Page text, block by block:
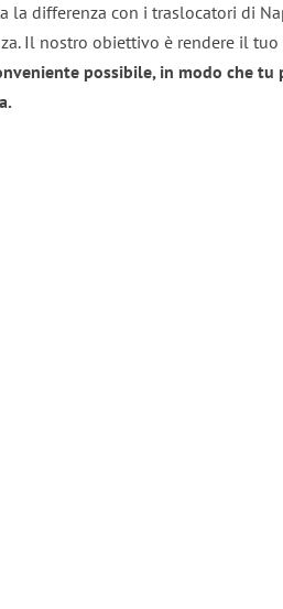
la differenza con i traslocatori di
Il nostro obiettivo è rendere il tuo
possibile, in modo che